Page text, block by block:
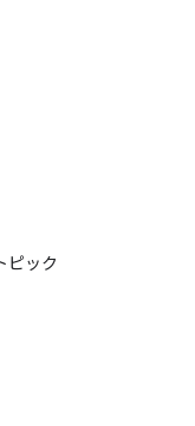
ピック